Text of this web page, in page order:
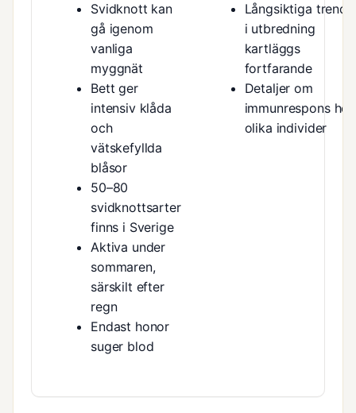
Svidknott kan
gå igenom
vanliga
myggnät
Bett ger
intensiv klåda
och
vätskefyllda
blåsor
50–80
svidknottsarter
finns i Sverige
Aktiva under
sommaren,
särskilt efter
regn
Endast honor
suger blod
Långsiktiga
i utbredning
kartläggs
fortfarande
Detaljer om
immunrespons hos
olika individer